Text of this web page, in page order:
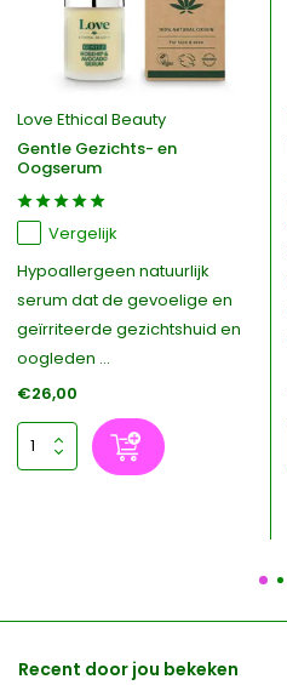
Love Ethical Beauty
Gentle Gezichts- en
Oogserum
Vergelijk
Hypoallergeen natuurlijk
serum dat de gevoelige en
geïrriteerde gezichtshuid en
oogleden ...
€26,00
Recent door jou bekeken